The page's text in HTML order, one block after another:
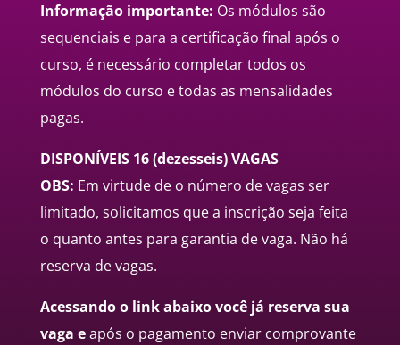
Informação importante: Os módulos são
sequenciais e para a certificação final após o
curso, é necessário completar todos os
módulos do curso e todas as mensalidades
pagas.
DISPONÍVEIS 16 (dezesseis) VAGAS
OBS: Em virtude de o número de vagas ser
limitado, solicitamos que a inscrição seja feita
o quanto antes para garantia de vaga. Não há
reserva de vagas.
Acessando o link abaixo você já reserva sua
vaga eapós o pagamento enviar comprovante